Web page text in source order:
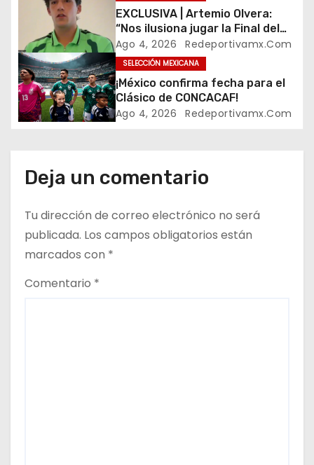
n
d
e
n
t
r
a
d
EXCLUSIVA | Artemio Olvera:
“Nos ilusiona jugar la Final del
Premundial en el Estadio
Banorte”
Ago 4, 2026 Redeportivamx.com
SELECCIÓN MEXICANA
¡México confirma fecha para el
Clásico de CONCACAF!
Ago 4, 2026 Redeportivamx.com
Deja un comentario
Tu dirección de correo electrónico no será
publicada. Los campos obligatorios están
marcados con *
Comentario *